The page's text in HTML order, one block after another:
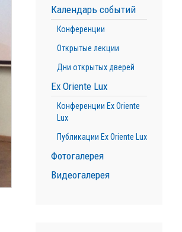
Календарь событий
Конференции
Открытые лекции
Дни открытых дверей
Ex Oriente Lux
Конференции Ex Oriente
Lux
Публикации Ex Oriente Lux
Фотогалерея
Видеогалерея